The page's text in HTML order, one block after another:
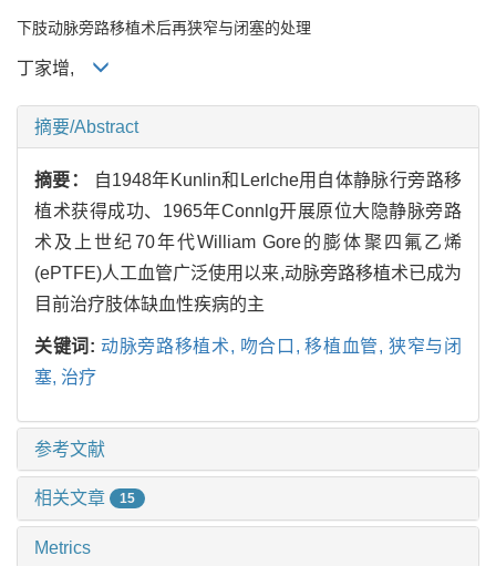
下肢动脉旁路移植术后再狭窄与闭塞的处理
丁家增,
摘要/Abstract
摘要：
自1948年Kunlin和Lerlche用自体静脉行旁路移
植术获得成功、1965年Connlg开展原位大隐静脉旁路
术及上世纪70年代William Gore的膨体聚四氟乙烯
(ePTFE)人工血管广泛使用以来,动脉旁路移植术已成为
目前治疗肢体缺血性疾病的主
关键词: 动脉旁路移植术, 吻合口,移植血管, 狭窄与闭
塞, 治疗
参考文献
相关文章 15
Metrics